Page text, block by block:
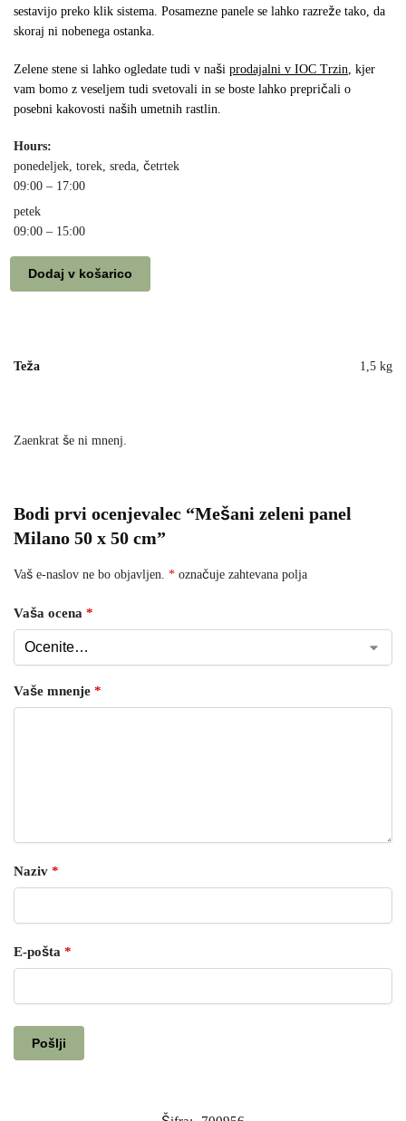
sestavijo preko klik sistema. Posamezne panele se lahko razreže tako, da
skoraj ni nobenega ostanka.
Zelene stene si lahko ogledate tudi v naši prodajalni v IOC Trzin , kjer
vam bomo z veseljem tudi svetovali in se boste lahko prepričali o
posebni kakovosti naših umetnih rastlin.
Hours:
ponedeljek, torek, sreda, četrtek
09:00 – 17:00
petek
09:00 – 15:00
Dodaj v košarico
Teža 1,5 kg
Zaenkrat še ni mnenj.
Bodi prvi ocenjevalec “Mešani zeleni panel
Milano 50 x 50 cm”
Vaš e-naslov ne bo objavljen. * označuje zahtevana polja
Vaša ocena *
Vaše mnenje *
Naziv *
E-pošta *